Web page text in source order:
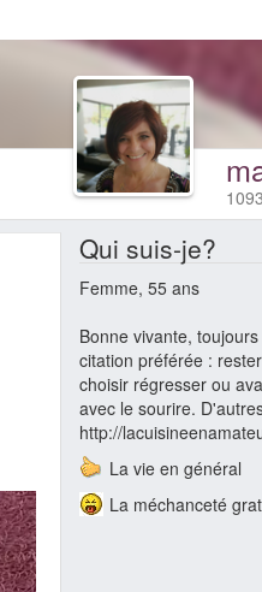
Qui suis-je?
Femme, 55 ans
Bonne vivante,
citation préférée :
choisir régresser ou
avec le sourire.
http://
La vie en général
La méchanceté